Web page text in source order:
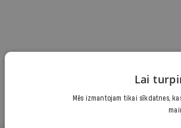
Lai
Mēs izmantojam tikai sīkdatnes,